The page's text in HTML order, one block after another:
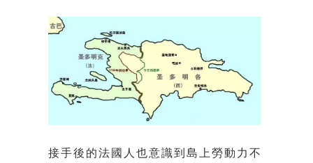
接手後的法國人也意識到島上勞動力不